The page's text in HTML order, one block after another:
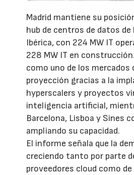
Madrid mantiene su
hub de centros de datos de
Ibérica, con 224 MW IT
228 MW IT en
como uno de los mercados
proyección gracias a la
hyperscalers y proyectos
inteligencia artificial,
Barcelona, Lisboa y Sines
ampliando su capacidad.
El informe señala que la
creciendo tanto por parte
proveedores cloud como de